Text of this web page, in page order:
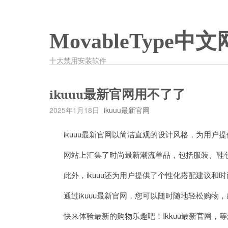
MovableType中文
十大禁用安装软件
ikuuu最新官网用不了了
2025年1月18日 ikuuu最新官网
ikuuu最新官网以简洁直观的设计风格，为用户提
网站上汇集了时尚最新潮流单品，包括服装、鞋
此外，ikuuu还为用户提供了个性化搭配建议和时
通过ikuuu最新官网，您可以随时随地轻松购物，
快来体验最新的购物乐趣吧！Ikkuu最新官网，等